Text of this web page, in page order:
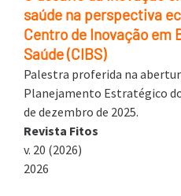
saúde na perspectiva
Centro de Inovação em
Saúde (CIBS)
Palestra proferida na
Planejamento Estratégico do
de dezembro de 2025.
Revista Fitos
v. 20 (2026)
2026